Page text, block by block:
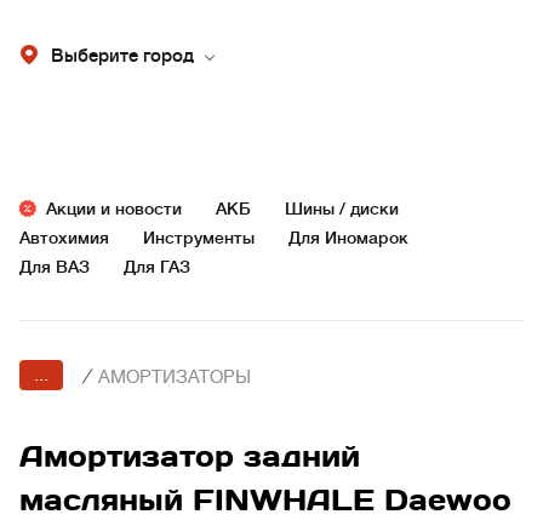
Выберите город
Акции и новости АКБ
Шины / диски
Автохимия
Инструменты
Для Иномарок
Для ВАЗ
Для ГАЗ
... / АМОРТИЗАТОРЫ
Амортизатор задний
масляный FINWHALE Daewoo